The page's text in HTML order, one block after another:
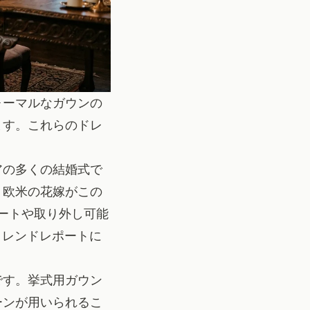
マルなガウンの
。これらのドレ
多くの結婚式で
米の花嫁がこの
トや取り外し可能
ンドレポート に
。挙式用ガウン
が用いられるこ